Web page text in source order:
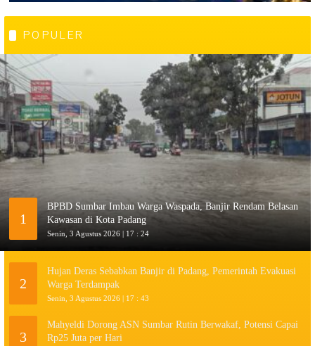
POPULER
1
BPBD Sumbar Imbau Warga Waspada, Banjir Rendam Belasan
Kawasan di Kota Padang
Senin, 3 Agustus 2026 | 17 : 24
2
Hujan Deras Sebabkan Banjir di Padang, Pemerintah Evakuasi
Warga Terdampak
Senin, 3 Agustus 2026 | 17 : 43
3
Mahyeldi Dorong ASN Sumbar Rutin Berwakaf, Potensi Capai
Rp25 Juta per Hari